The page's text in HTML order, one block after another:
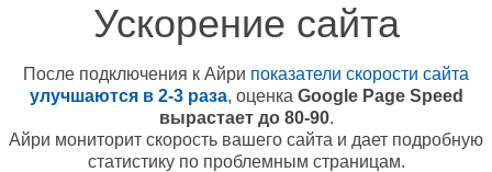
Ускорение сайта
После подключения к Айри показатели скорости сайта
улучшаются в 2-3 раза, оценка Google Page Speed
вырастает до 80-90.
Айри мониторит скорость вашего сайта и дает подробную
статистику по проблемным страницам.